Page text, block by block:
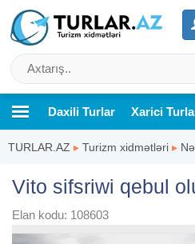
Daxili Turlar Xarici
TURLAR.AZ ▸ Turizm xidmətləri ▸
Vito sifsriwi qebul
Elan kodu: 108603